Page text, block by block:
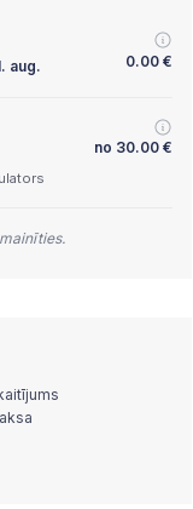
aug.
0.00 €
no 30.00 €